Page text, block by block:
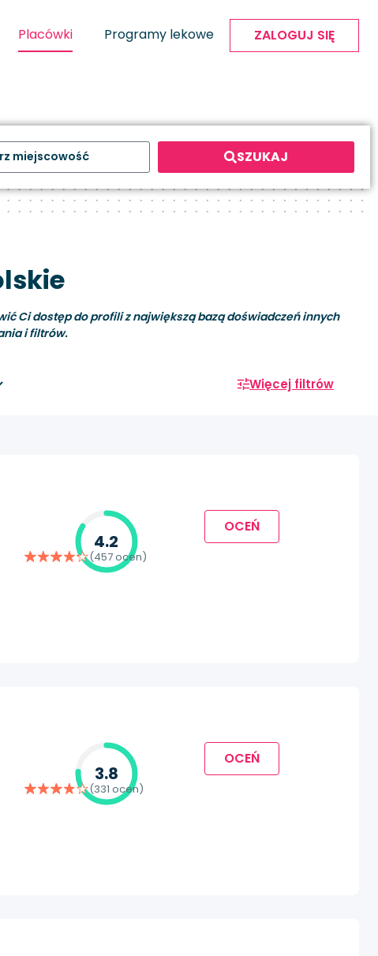
Placówki Programy lekowe ZALOGUJ SIĘ
SZUKAJ
Ci dostęp do profili z największą bazą doświadczeń innych
i filtrów.
Więcej filtrów
4.2
(457 ocen)
OCEŃ
3.8
(331 ocen)
OCEŃ